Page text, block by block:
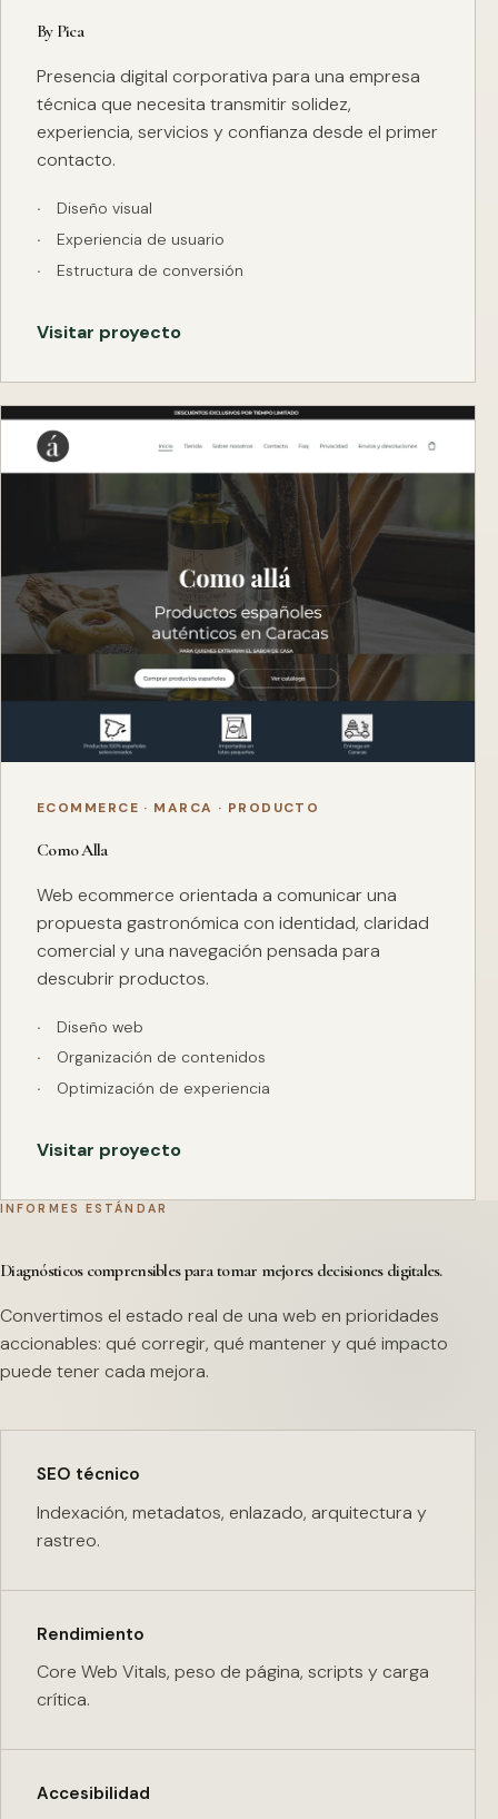
By Pica
Presencia digital corporativa para una empresa
técnica que necesita transmitir solidez,
experiencia, servicios y confianza desde el primer
contacto.
Diseño visual
Experiencia de usuario
Estructura de conversión
Visitar proyecto
ECOMMERCE · MARCA · PRODUCTO
Como Alla
Web ecommerce orientada a comunicar una
propuesta gastronómica con identidad, claridad
comercial y una navegación pensada para
descubrir productos.
Diseño web
Organización de contenidos
Optimización de experiencia
Visitar proyecto
INFORMES ESTÁNDAR
Diagnósticos comprensibles para tomar mejores decisiones digitales.
Convertimos el estado real de una web en prioridades
accionables: qué corregir, qué mantener y qué impacto
puede tener cada mejora.
SEO técnico
Indexación, metadatos, enlazado, arquitectura y
rastreo.
Rendimiento
Core Web Vitals, peso de página, scripts y carga
crítica.
Accesibilidad